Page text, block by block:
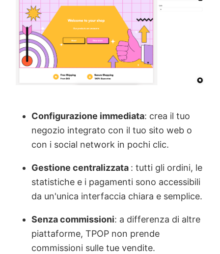
Configurazione immediata: crea il tuo
negozio integrato con il tuo sito web o
con i social network in pochi clic.
Gestione centralizzata : tutti gli ordini, le
statistiche e i pagamenti sono accessibili
da un'unica interfaccia chiara e semplice.
Senza commissioni: a differenza di altre
piattaforme, TPOP non prende
commissioni sulle tue vendite.